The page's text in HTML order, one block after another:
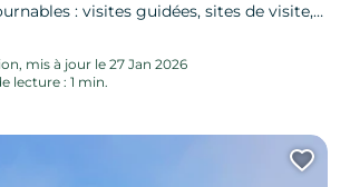
: visites guidées, sites de visite,
amis, préparez votre séjour selon vos
choses à voir et à faire...
mis à jour le 27 Jan 2026
lecture : 1 min.
une galerie photo